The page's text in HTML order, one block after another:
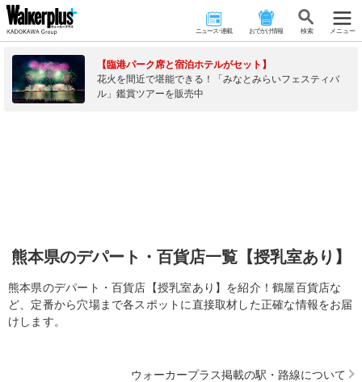
ニュース･連載 おでかけ情報 検 索 メニュー
【臨港パーク席と宿泊ホテルがセット】
花火を間近で堪能できる！「みなとみらいフェスティバ
ル」鑑賞ツアーを販売中
熊本県のデパート・百貨店一覧【授乳室あり】
熊本県のデパート・百貨店【授乳室あり】を紹介！鶴屋百貨店な
ど、定番から穴場まで各スポットに直接取材した正確な情報をお届
けします。
ウォーカープラス掲載の駅・路線について